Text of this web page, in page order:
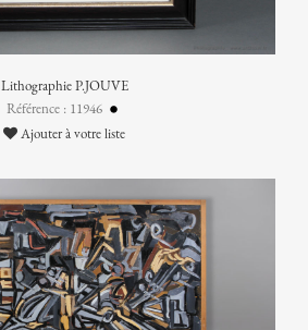
Lithographie P.JOUVE
Référence : 11946
Ajouter à votre liste